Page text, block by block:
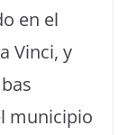
en el
Vinci, y
municipio